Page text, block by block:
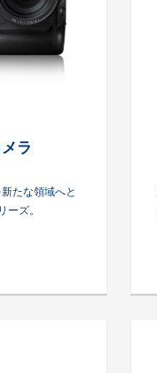
ラ
たな領域へと
ーズ。